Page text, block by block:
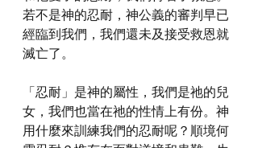
若不是神的忍耐，神公義的審判早已
經臨到我們，我們還未及接受救恩就
滅亡了。
「忍耐」是神的屬性，我們是祂的兒
女，我們也當在祂的性情上有份。神
用什麼來訓練我們的忍耐呢？順境何